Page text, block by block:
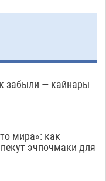
06.08 207
городские
полив
после пожара в
с крупной победы
Спартакиаде
забыли — кайнары
мира»: как
эчпочмаки для